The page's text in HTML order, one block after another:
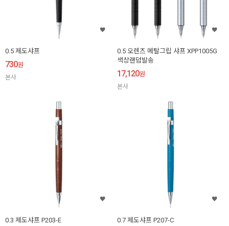
0.5 제도샤프
730원
본사
0.5 오렌즈 메탈그립 샤프 XPP1005G
색상랜덤발송
17,120원
본사
0.3 제도샤프 P203-E 0.7 제도샤프 P207-C